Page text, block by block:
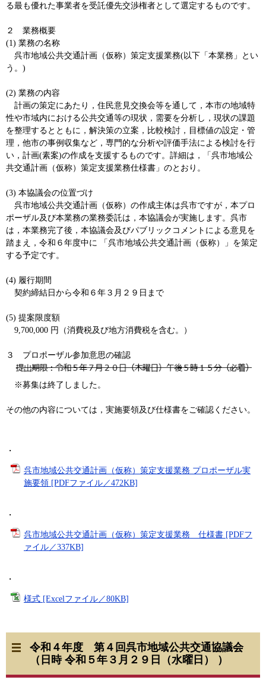
る最も優れた事業者を受託優先交渉権者として選定するものです。
２ 業務概要
(1) 業務の名称
呉市地域公共交通計画（仮称）策定支援業務(以下「本業務」とい
う。)
(2) 業務の内容
計画の策定にあたり，住民意見交換会等を通して，本市の地域特
性や市域内における公共交通等の現状，需要を分析し，現状の課題
を整理するとともに，解決策の立案，比較検討，目標値の設定・管
理，他市の事例収集など，専門的な分析や評価手法による検討を行
い，計画(素案)の作成を支援するものです。詳細は，「呉市地域公
共交通計画（仮称）策定支援業務仕様書」のとおり。
(3) 本協議会の位置づけ
呉市地域公共交通計画（仮称）の作成主体は呉市ですが，本プロ
ポーザル及び本業務の業務委託は，本協議会が実施します。呉市
は，本業務完了後，本協議会及びパブリックコメントによる意見を
踏まえ，令和６年度中に 「呉市地域公共交通計画（仮称）」を策定
する予定です。
​(4) 履行期間
契約締結日から令和６年３月２９日まで
(5) 提案限度額
9,700,000 円（消費税及び地方消費税を含む。）
３ プロポーザル参加意思の確認
※募集は終了しました。
その他の内容については，実施要領及び仕様書をご確認ください。
・
呉市地域公共交通計画（仮称）策定支援業務 プロポーザル実
施要領 [PDFファイル／472KB]
・
呉市地域公共交通計画（仮称）策定支援業務 仕様書 [PDFフ
ァイル／337KB]
・
様式 [Excelファイル／80KB]
令和４年度 第４回呉市地域公共交通協議会
（日時 令和５年３月２９日（水曜日） ）